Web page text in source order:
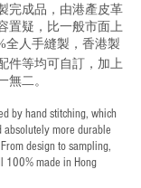
完成品，由港產皮革
置疑，比一般市面上
全人手縫製，香港製
件等均可自訂，加上
二。
by hand stitching, which
absolutely more durable
design to sampling,
100% made in Hong